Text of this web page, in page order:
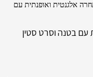
אלגנטית ואופנתית עם
בטנה וסרט סטין